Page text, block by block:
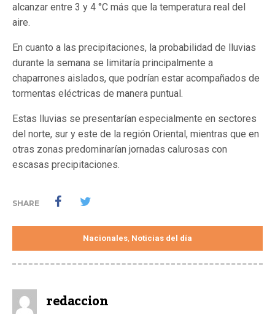
alcanzar entre 3 y 4 °C más que la temperatura real del
aire.
En cuanto a las precipitaciones, la probabilidad de lluvias
durante la semana se limitaría principalmente a
chaparrones aislados, que podrían estar acompañados de
tormentas eléctricas de manera puntual.
Estas lluvias se presentarían especialmente en sectores
del norte, sur y este de la región Oriental, mientras que en
otras zonas predominarían jornadas calurosas con
escasas precipitaciones.
SHARE
Nacionales, Noticias del día
redaccion